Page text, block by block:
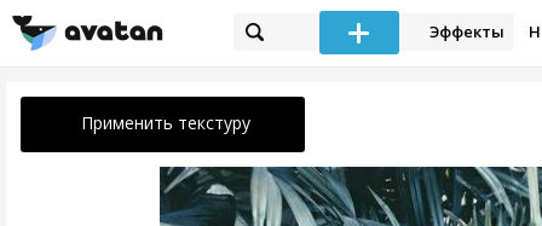
Эффекты
Применить текстуру